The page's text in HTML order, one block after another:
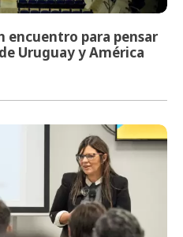
encuentro para pensar
Uruguay y América